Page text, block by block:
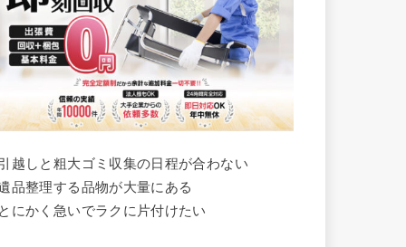
越しと粗大ゴミ収集の日程が合わない
品整理する品物が大量にある
にかく急いでラクに片付けたい